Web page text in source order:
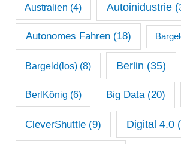
h
Australien (4) Autoinidustrie
Autonomes Fahren(18)
Bargeld(los)(8) Berlin (35)
BerlKönig (6) Big Data(20)
CleverShuttle (9) Digital 4.0